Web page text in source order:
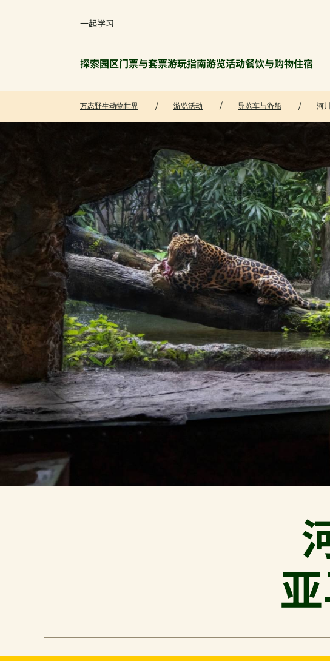
一起学习
探索园区门票与套票游玩指南游览活动餐饮与购物住宿
万态野生动物世界 游览活动 导览车与游船 河